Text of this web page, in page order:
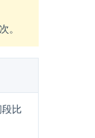
。
比